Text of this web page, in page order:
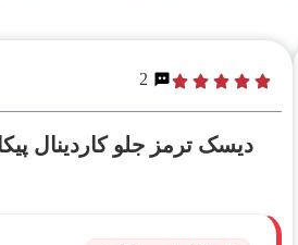
2
دیسک ترمز جلو کاردینال